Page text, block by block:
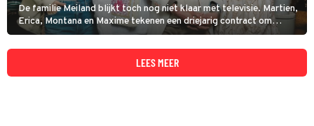
De familie Meiland blijkt toch nog niet klaar met televisie. Martien,
Erica, Montana en Maxime tekenen een driejarig contract om
programma's te maken voor RTL en Videoland.
LEES MEER